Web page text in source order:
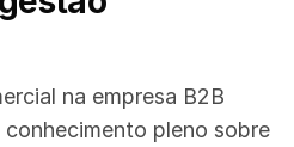
na empresa B2B
pleno sobre